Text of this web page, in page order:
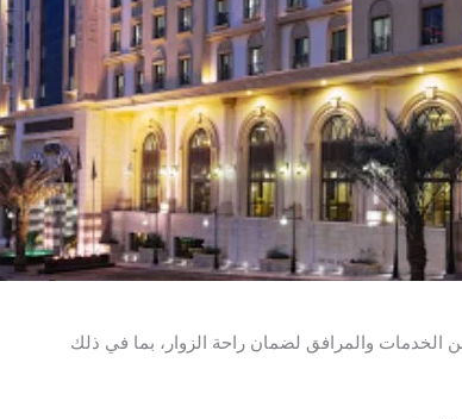
والمرافق لضمان راحة الزوار، بما في ذلك